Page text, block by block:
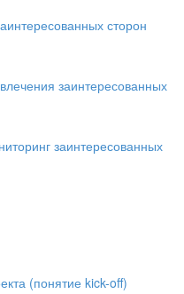
сторон
заинтересованных
заинтересованных
(понятие kick-off)